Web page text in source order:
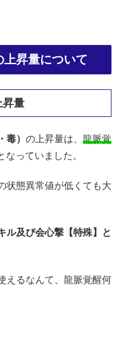
昇量について
昇量
毒） の上昇量は、 龍脈覚
なっていました。
状態異常値が低くても大
ル及び会心撃【特殊】と
えるなんて、龍脈覚醒何